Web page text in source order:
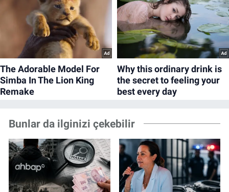
Bunlar da ilginizi çekebilir